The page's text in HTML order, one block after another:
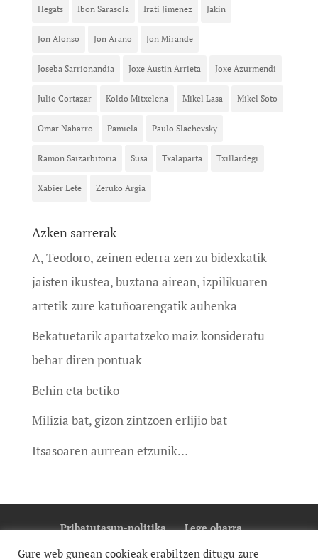
Hegats Ibon Sarasola Irati Jimenez Jakin
Jon Alonso Jon Arano Jon Mirande
Joseba Sarrionandia Joxe Austin Arrieta Joxe Azurmendi
Julio Cortazar Koldo Mitxelena Mikel Lasa Mikel Soto
Omar Nabarro Pamiela Paulo Slachevsky
Ramon Saizarbitoria Susa Txalaparta Txillardegi
Xabier Lete Zeruko Argia
Azken sarrerak
A, Teodoro, zeinen ederra zen zu bidexkatik
jaisten ikustea, buztana airean, izpilikuaren
artetik zure katuñoarengatik auhenka
Bekatuetarik apartatzeko maiz konsideratu
behar diren pontuak
Behin eta betiko
Milizia bat, gizon zintzoen erlijio bat
Itsasoaren aurrean etzunik…
Pribatutasun-politika
Lege oharra
Cookie Politika
Gure web gunean cookieak erabiltzen ditugu zure